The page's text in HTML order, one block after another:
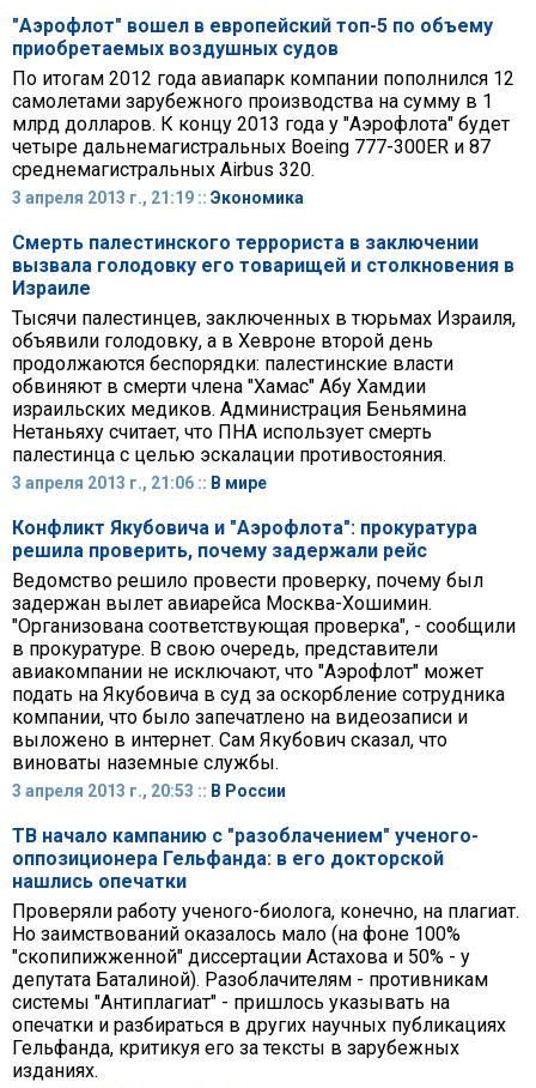
"Аэрофлот" вошел в европейский топ-5 по объему
приобретаемых воздушных судов
По итогам 2012 года авиапарк компании пополнился 12
самолетами зарубежного производства на сумму в 1
млрд долларов. К концу 2013 года у "Аэрофлота" будет
четыре дальнемагистральных Boeing 777-300ER и 87
среднемагистральных Airbus 320.
3 апреля 2013 г., 21:19 :: Экономика
Смерть палестинского террориста в заключении
вызвала голодовку его товарищей и столкновения в
Израиле
Тысячи палестинцев, заключенных в тюрьмах Израиля,
объявили голодовку, а в Хевроне второй день
продолжаются беспорядки: палестинские власти
обвиняют в смерти члена "Хамас" Абу Хамдии
израильских медиков. Администрация Беньямина
Нетаньяху считает, что ПНА использует смерть
палестинца с целью эскалации противостояния.
3 апреля 2013 г., 21:06 :: В мире
Конфликт Якубовича и "Аэрофлота": прокуратура
решила проверить, почему задержали рейс
Ведомство решило провести проверку, почему был
задержан вылет авиарейса Москва-Хошимин.
"Организована соответствующая проверка", - сообщили
в прокуратуре. В свою очередь, представители
авиакомпании не исключают, что "Аэрофлот" может
подать на Якубовича в суд за оскорбление сотрудника
компании, что было запечатлено на видеозаписи и
выложено в интернет. Сам Якубович сказал, что
виноваты наземные службы.
3 апреля 2013 г., 20:53 :: В России
ТВ начало кампанию с "разоблачением" ученого-
оппозиционера Гельфанда: в его докторской
нашлись опечатки
Проверяли работу ученого-биолога, конечно, на плагиат.
Но заимствований оказалось мало (на фоне 100%
"скопипижженной" диссертации Астахова и 50% - у
депутата Баталиной). Разоблачителям - противникам
системы "Антиплагиат" - пришлось указывать на
опечатки и разбираться в других научных публикациях
Гельфанда, критикуя его за тексты в зарубежных
изданиях.